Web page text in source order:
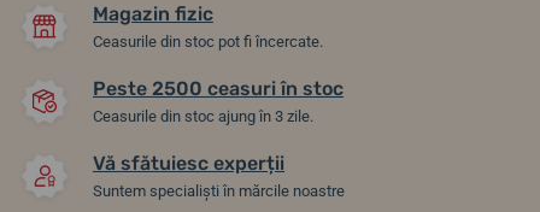
Magazin fizic
Ceasurile din stoc pot fi încercate.
Peste 2500 ceasuri în stoc
Ceasurile din stoc ajung în 3 zile.
Vă sfătuiesc experții
Suntem specialiști în mărcile noastre